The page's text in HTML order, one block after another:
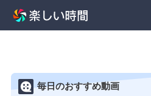
毎日のおすすめ動画